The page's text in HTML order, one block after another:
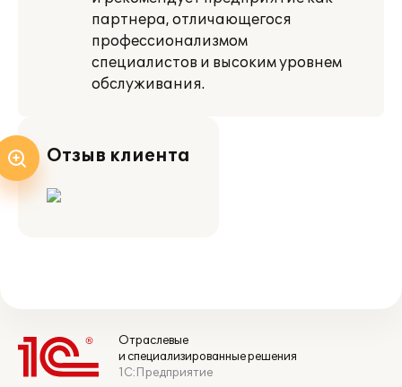
партнера, отличающегося
профессионализмом
специалистов и высоким уровнем
обслуживания.
Отзыв клиента
Отраслевые
и специализированные решения
1С:Предприятие